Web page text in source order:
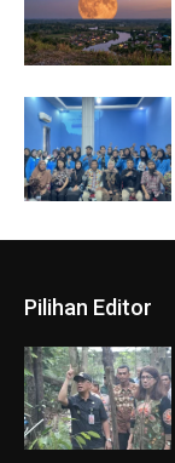
Pilihan Editor